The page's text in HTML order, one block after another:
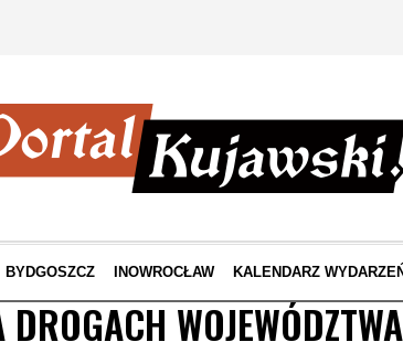
BYDGOSZCZ INOWROCŁAW KALENDARZ WYDARZEŃ